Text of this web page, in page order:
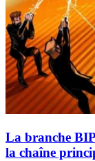
La branche
la chaîne